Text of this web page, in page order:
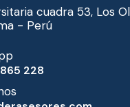
cuadra 53, Los
- Perú
228‬